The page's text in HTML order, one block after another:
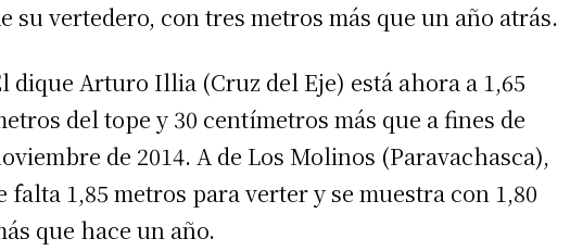
su vertedero, con tres metros más que un año atrás.
dique Arturo Illia (Cruz del Eje) está ahora a 1,65
del tope y 30 centímetros más que a fines de
de 2014. A de Los Molinos (Paravachasca),
falta 1,85 metros para verter y se muestra con 1,80
que hace un año.